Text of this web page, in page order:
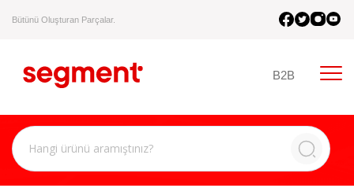
Bütünü Oluşturan Parçalar.
B2B